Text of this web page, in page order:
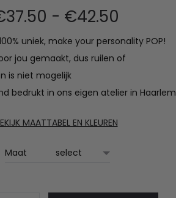
37.50 - €42.50
€37.50
uniek, make your personality POP!
jou gemaakt, dus ruilen of
is niet mogelijk
bedrukt in ons eigen atelier in Haarlem
MAATTABEL EN KLEUREN
Maat